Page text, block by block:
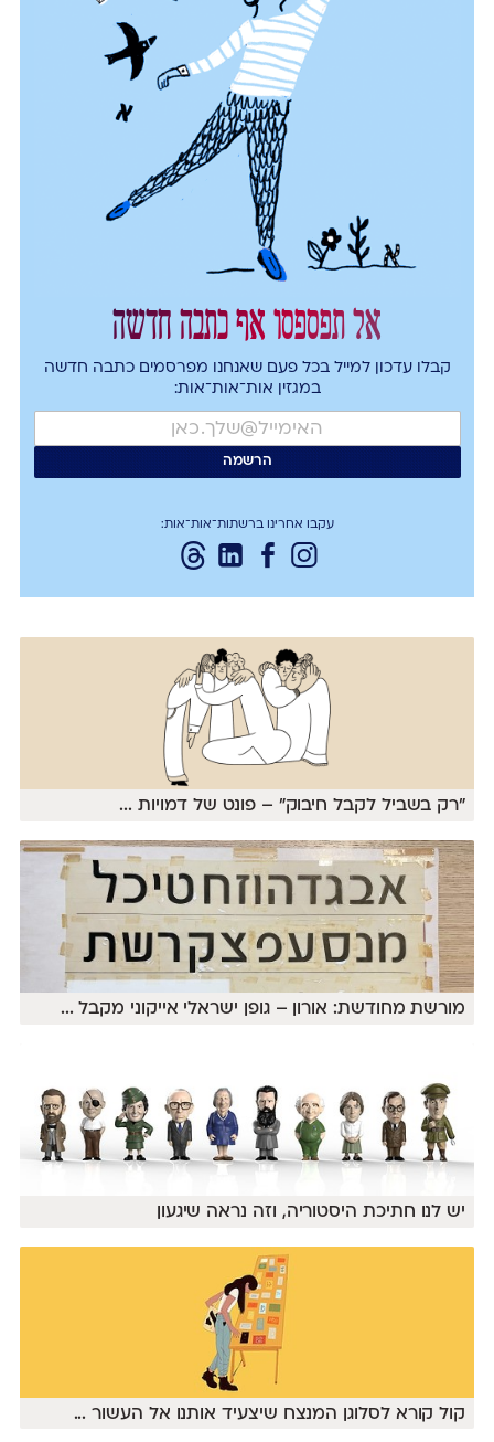
אל תפספסו אף כתבה חדשה
קבלו עדכון למייל בכל פעם שאנחנו מפרסמים כתבה חדשה
במגזין אות־אות־אות:
עקבו אחרינו ברשתות־אות־אות:
״רק בשביל לקבל חיבוק״ – פונט של דמויות ...
מורשת מחודשת: אורון – גופן ישראלי אייקוני מקבל...
יש לנו חתיכת היסטוריה, וזה נראה שיגעון
קול קורא לסלוגן המנצח שיצעיד אותנו אל העשור...